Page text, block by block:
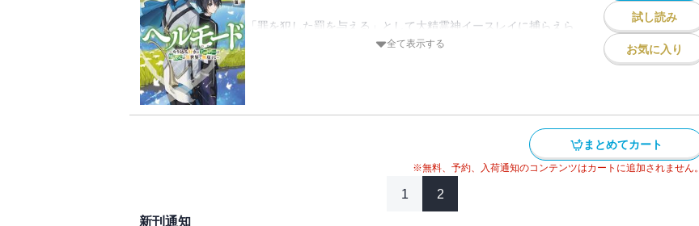
む。
霊獣狩りで遭遇したある霊獣はどうやら帝国と深い因縁があり、
達は、ついに神々と会う機会を得るが、その方法は『くじ引き』
「罪を犯した罰を与える」として大精霊神イースレイに捕らえら
れたローゼンとファーブル。
う。
アレン達は彼らを救うため、神界を駆け回り、解決の糸口を探し
一方仲間たちも神々たちのもとで強くなるための修行に挑んでい
全て表示する
試し読み
お気に入り
まとめてカート
※無料、予約、入荷通知のコンテンツはカートに追加されません。
1 2
新刊通知